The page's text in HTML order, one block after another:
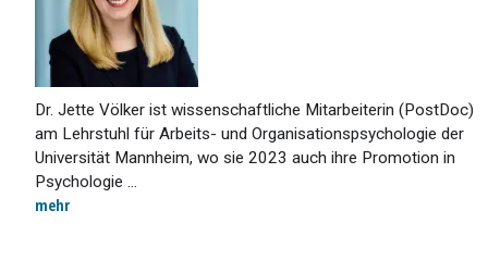
Dr. Jette Völker ist wissenschaftliche Mitarbeiterin (PostDoc)
am Lehrstuhl für Arbeits- und Organisationspsychologie der
Universität Mannheim, wo sie 2023 auch ihre Promotion in
Psychologie ...
mehr